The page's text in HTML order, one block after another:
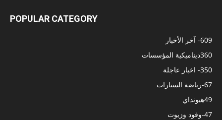
POPULAR CATEGORY
- آخر الأخبار609
ديناميكية المؤسسات360
- اخبار عاجلة350
-رياضة السيارات67
هيونداي49
-وقود وزيوت47